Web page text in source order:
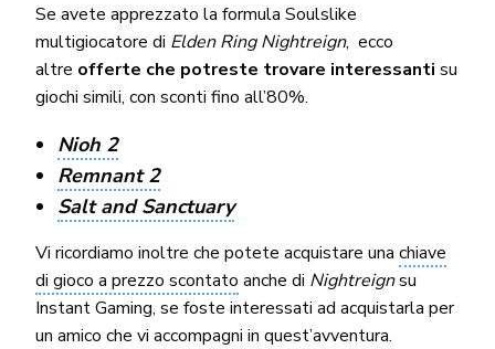
Se avete apprezzato la formula Soulslike
multigiocatore di Elden Ring Nightreign, ecco
altre offerte che potreste trovare interessanti su
giochi simili, con sconti fino all’80%.
Nioh 2
Remnant 2
Salt and Sanctuary
Vi ricordiamo inoltre che potete acquistare unachiave
di gioco a prezzo scontato anche di Nightreignsu
Instant Gaming, se foste interessati ad acquistarla per
un amico che vi accompagni in quest’avventura.